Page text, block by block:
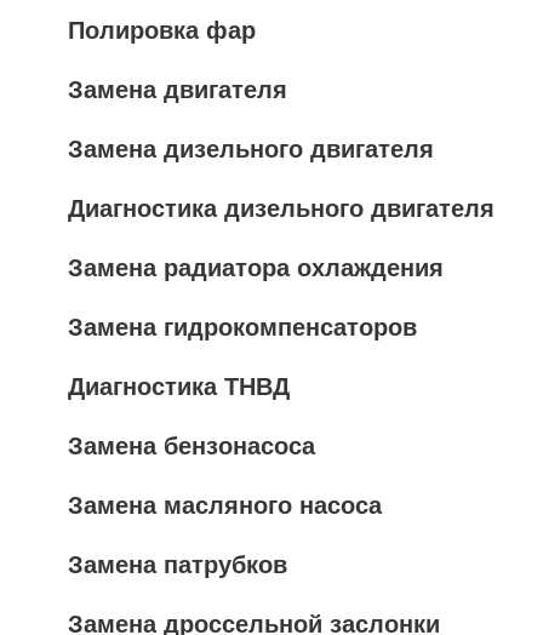
Полировка фар
Замена двигателя
Замена дизельного двигателя
Диагностика дизельного двигателя
Замена радиатора охлаждения
Замена гидрокомпенсаторов
Диагностика ТНВД
Замена бензонасоса
Замена масляного насоса
Замена патрубков
Замена дроссельной заслонки